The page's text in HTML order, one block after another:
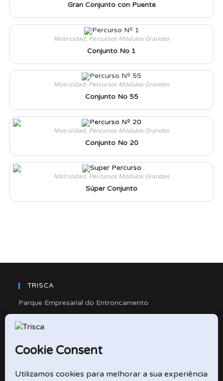
Gran Conjunto con Puente
Motricidad, Percursos Módulos Grandes
Conjunto No 1
Motricidad, Percursos Módulos Grandes
Conjunto No 55
Motricidad, Percursos Módulos Grandes
Conjunto No 20
Motricidad, Percursos Módulos Grandes
Súper Conjunto
TRISCA
Parque Empresarial do Entroncamento
Rua Cidade de Friedberg, Lote 4
2330-263 Entroncamento – Portugal
e-mail: didactico@trisca.pt